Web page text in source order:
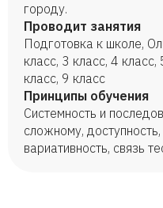
городу.
Проводит занятия
Подготовка к школе,
класс, 3 класс, 4
класс, 9 класс
Принципы обучения
Системность и
сложному,
вариативность, связь